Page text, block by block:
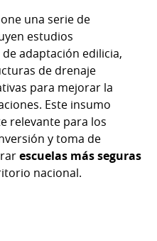
una serie de
estudios
adaptación edilicia,
de drenaje
para mejorar la
Este insumo
relevante para los
y toma de
escuelas más seguras
nacional.